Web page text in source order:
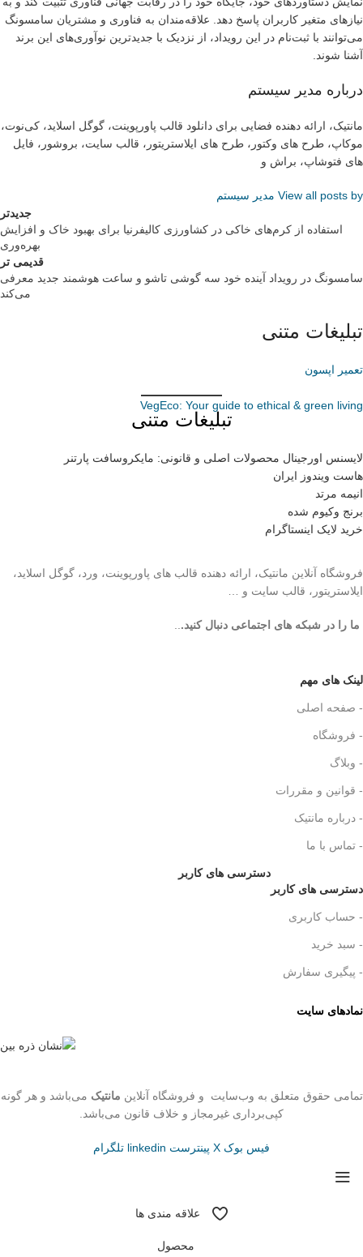
نیازهای متغیر کاربران پاسخ دهد. علاقه‌مندان به فناوری و مشتریان سامسونگ
می‌توانند با ثبت‌نام در این رویداد، از نزدیک با جدیدترین نوآوری‌های این برند
آشنا شوند.
درباره مدیر سیستم
مانتیک، ارائه دهنده فضایی برای دانلود قالب پاورپوینت، گوگل اسلاید، کی‌نوت،
موکاپ، طرح های وکتور، طرح های ایلاستریتور، قالب سایت، بروشور، فایل
های فتوشاپ، براش و
View all posts by مدیر سیستم
جدیدتر
استفاده از کرم‌های خاکی در کشاورزی کالیفرنیا برای بهبود خاک و افزایش
بهره‌وری
قدیمی تر
سامسونگ در رویداد آینده خود سه گوشی تاشو و ساعت هوشمند جدید معرفی
می‌کند
تبلیغات متنی
تعمیر اپسون
VegEco: Your guide to ethical & green living
تبلیغات متنی
لایسنس اورجینال محصولات اصلی و قانونی: مایکروسافت پارتنر
هاست ویندوز ایران
انیمه مرتد
برنج وکیوم شده
خرید لایک اینستاگرام
فروشگاه آنلاین مانتیک، ارائه دهنده قالب های پاورپوینت، ورد، گوگل اسلاید،
ایلاستریتور، قالب سایت و …
ما را در شبکه های اجتماعی دنبال کنید.
لینک های مهم
- صفحه اصلی
- فروشگاه
- وبلاگ
- قوانین و مقررات
- درباره مانتیک
- تماس با ما
دسترسی های کاربر
دسترسی های کاربر
- حساب کاربری
- سبد خرید
- پیگیری سفارش
نمادهای سایت
تمامی حقوق متعلق به وب‌سایت و فروشگاه‌ آنلاین مانتیک می‌باشد و هر گونه
کپی‌برداری غیرمجاز و خلاف قانون می‌باشد.
فیس بوک X پینترست linkedin تلگرام
علاقه مندی ها
محصول